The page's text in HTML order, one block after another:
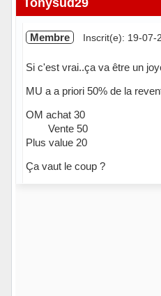
Membre Inscrit(e): 19-07-
Si c'est vrai..ça va être un
MU a a priori 50% de la
OM achat 30
Vente 50
Plus value 20
Ça vaut le coup ?